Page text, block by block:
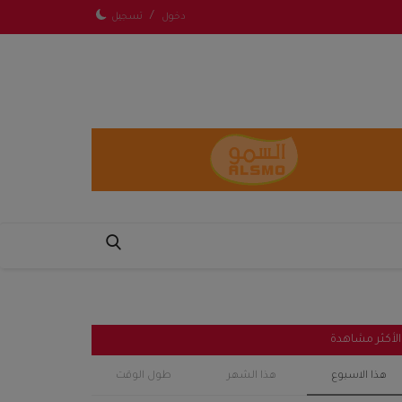
دخول / تسجيل
الأكثر مشاهدة
هذا الاسبوع هذا الشهر طول الوقت